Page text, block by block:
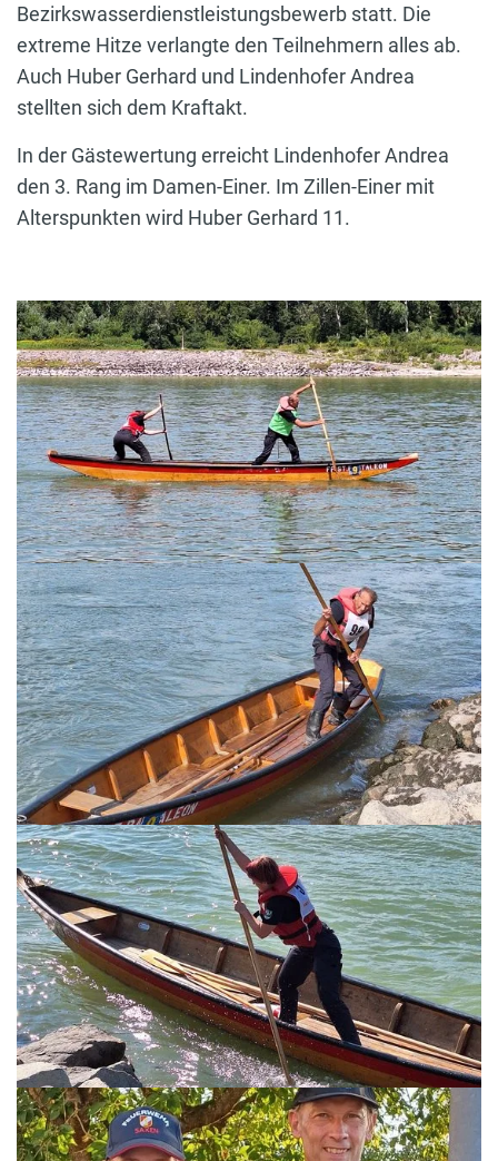
Bezirkswasserdienstleistungsbewerb statt. Die
extreme Hitze verlangte den Teilnehmern alles ab.
Auch Huber Gerhard und Lindenhofer Andrea
stellten sich dem Kraftakt.
In der Gästewertung erreicht Lindenhofer Andrea
den 3. Rang im Damen-Einer. Im Zillen-Einer mit
Alterspunkten wird Huber Gerhard 11.